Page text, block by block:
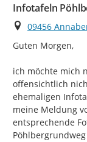
Infotafeln
Ort
09456
Guten Morgen,
ich möchte mich
offensichtlich
ehemaligen
meine Meldung
entsprechende